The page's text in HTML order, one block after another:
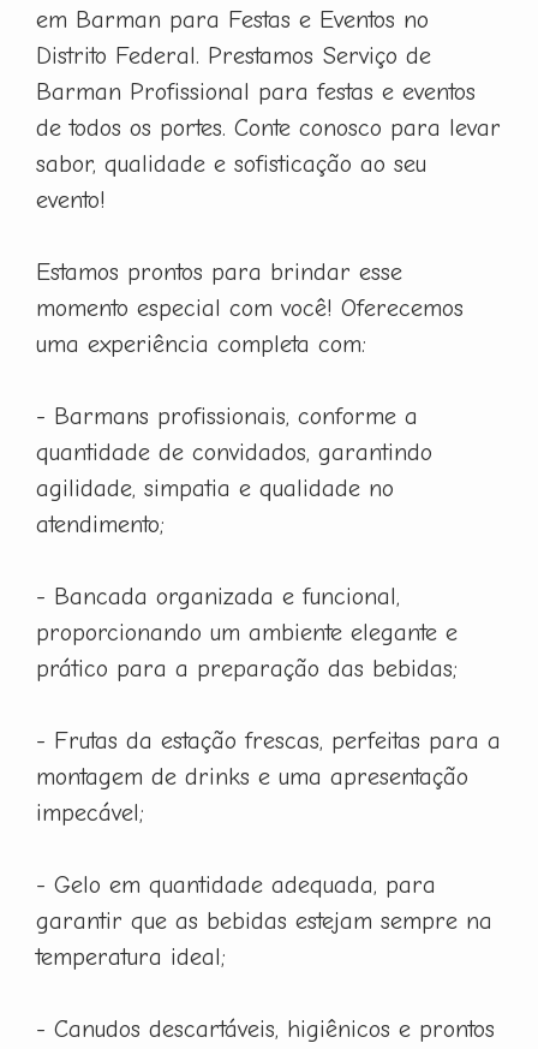
em Barman para Festas e Eventos no
Distrito Federal. Prestamos Serviço de
Barman Profissional para festas e eventos
de todos os portes. Conte conosco para levar
sabor, qualidade e sofisticação ao seu
evento!
Estamos prontos para brindar esse
momento especial com você! Oferecemos
uma experiência completa com:
- Barmans profissionais, conforme a
quantidade de convidados, garantindo
agilidade, simpatia e qualidade no
atendimento;
- Bancada organizada e funcional,
proporcionando um ambiente elegante e
prático para a preparação das bebidas;
- Frutas da estação frescas, perfeitas para a
montagem de drinks e uma apresentação
impecável;
- Gelo em quantidade adequada, para
garantir que as bebidas estejam sempre na
temperatura ideal;
- Canudos descartáveis, higiênicos e prontos